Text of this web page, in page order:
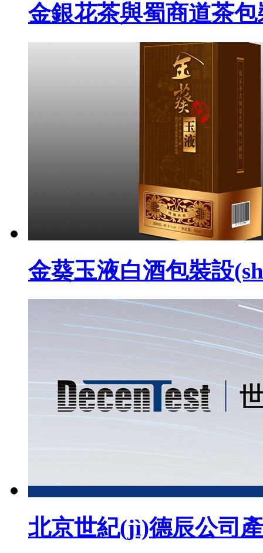
金銀花茶與蜀商道茶
金葵玉液白酒包裝設
北京世紀(jì)德辰公司